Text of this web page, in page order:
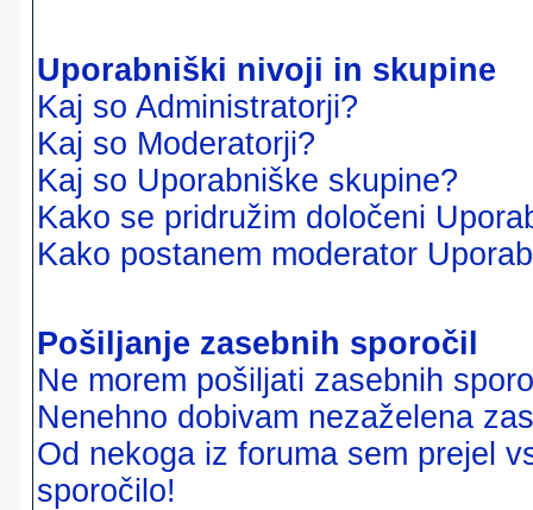
Uporabniški nivoji in skupine
Kaj so Administratorji?
Kaj so Moderatorji?
Kaj so Uporabniške skupine?
Kako se pridružim določeni
Kako postanem moderator
Pošiljanje zasebnih sporočil
Ne morem pošiljati zasebnih
Nenehno dobivam nezaželena
Od nekoga iz foruma sem prejel
sporočilo!